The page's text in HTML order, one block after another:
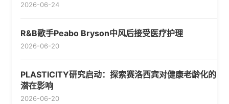
2026-06-24
R&B歌手Peabo Bryson中风后接受医疗护理
2026-06-20
PLASTICITY研究启动：探索赛洛西宾对健康老龄化的
潜在影响
2026-06-20